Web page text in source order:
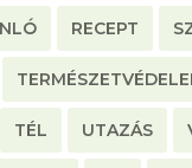
RECEPT
TÉL UTAZÁS